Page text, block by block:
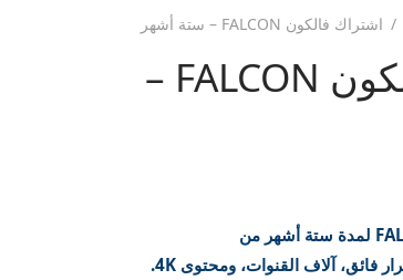
/ اشتراك فالكون FALCON – ستة أشهر
اشتراك فالكون FALCON –
. استقرار فائق، آلاف القنوات، ومحتوى 4K.